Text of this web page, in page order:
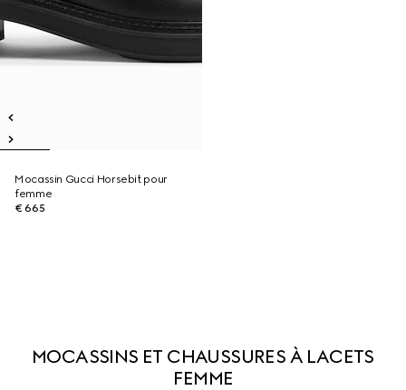
Mocassin Gucci Horsebit pour
femme
€ 665
MOCASSINS ET CHAUSSURES À LACETS
FEMME